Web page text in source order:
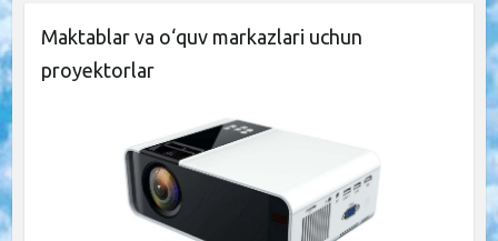
Maktablar va o‘quv markazlari uchun
proyektorlar